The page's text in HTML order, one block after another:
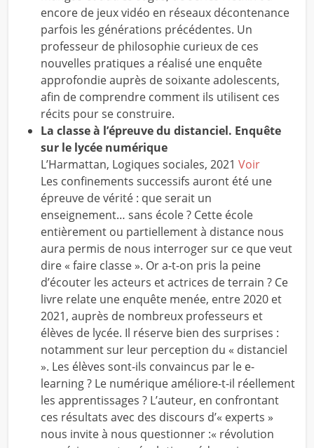
encore de jeux vidéo en réseaux décontenance
parfois les générations précédentes. Un
professeur de philosophie curieux de ces
nouvelles pratiques a réalisé une enquête
approfondie auprès de soixante adolescents,
afin de comprendre comment ils utilisent ces
récits pour se construire.
La classe à l’épreuve du distanciel. Enquête
sur le lycée numérique
L’Harmattan, Logiques sociales, 2021 Voir
Les confinements successifs auront été une
épreuve de vérité : que serait un
enseignement… sans école ? Cette école
entièrement ou partiellement à distance nous
aura permis de nous interroger sur ce que veut
dire « faire classe ». Or a-t-on pris la peine
d’écouter les acteurs et actrices de terrain ? Ce
livre relate une enquête menée, entre 2020 et
2021, auprès de nombreux professeurs et
élèves de lycée. Il réserve bien des surprises :
notamment sur leur perception du « distanciel
». Les élèves sont-ils convaincus par le e-
learning ? Le numérique améliore-t-il réellement
les apprentissages ? L’auteur, en confrontant
ces résultats avec des discours d’« experts »
nous invite à nous questionner :« révolution